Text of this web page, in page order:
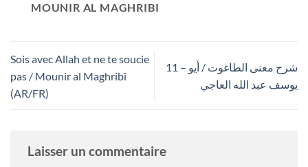
MOUNIR AL MAGHRIBI
Sois avec Allah et ne te soucie
pas / Mounir al Maghribî
(AR/FR)
11 – شرح معنى الطاغوت / أيو
يوسف عبد الله العاجي
Laisser un commentaire